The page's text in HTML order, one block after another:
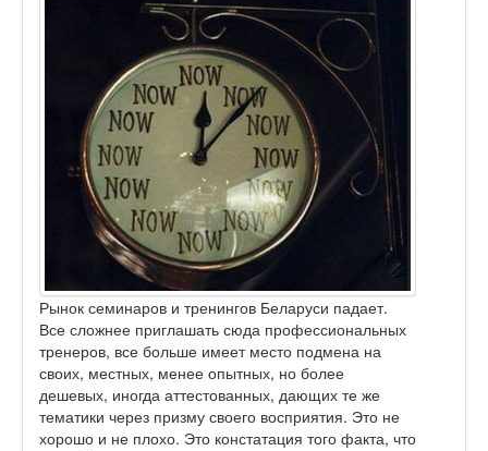
Рынок семинаров и тренингов Беларуси падает.
Все сложнее приглашать сюда профессиональных
тренеров, все больше имеет место подмена на
своих, местных, менее опытных, но более
дешевых, иногда аттестованных, дающих те же
тематики через призму своего восприятия. Это не
хорошо и не плохо. Это констатация того факта, что